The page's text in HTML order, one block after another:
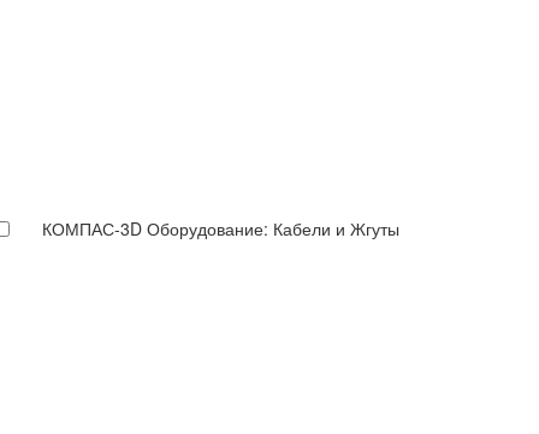
КОМПАС-3D Оборудование: Кабели и Жгуты